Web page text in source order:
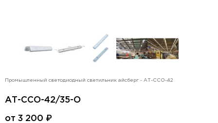
Промышленный светодиодный светильник айсберг - АТ-ССО-42
АТ-ССО-42/35-О
от 3 200 ₽